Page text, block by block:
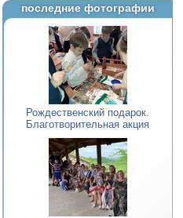
последние фотографии
Рождественский подарок.
Благотворительная акция